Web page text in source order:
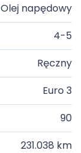
Olej napędowy
4-5
Ręczny
Euro 3
90
231.038 km